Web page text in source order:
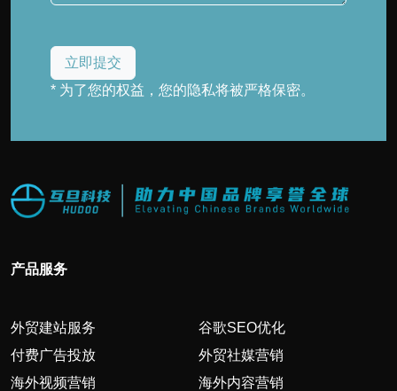
* 为了您的权益，您的隐私将被严格保密。
产品服务
外贸建站服务
谷歌SEO优化
付费广告投放
外贸社媒营销
海外视频营销
海外内容营销